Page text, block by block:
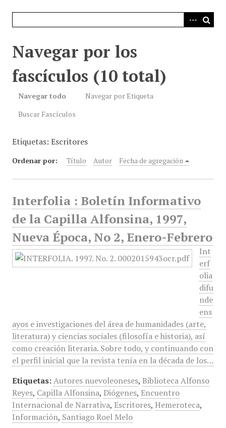
Navegar por los
fascículos (10 total)
Navegar todo
Navegar por Etiqueta
Buscar Fascículos
Etiquetas: Escritores
Ordenar por: Título Autor Fecha de agregación
Interfolia : Boletín Informativo
de la Capilla Alfonsina, 1997,
Nueva Época, No 2, Enero-Febrero
Int
erf
olia
difu
nde
ens
ayos e investigaciones del área de humanidades (arte,
literatura) y ciencias sociales (filosofía e historia), así
como creación literaria. Sobre todo, y continuando con
el perfil inicial que la revista tenía en la década de los…
Etiquetas: Autores nuevoleoneses, Biblioteca Alfonso
Reyes, Capilla Alfonsina, Diógenes, Encuentro
Internacional de Narrativa, Escritores, Hemeroteca,
Información, Santiago Roel Melo